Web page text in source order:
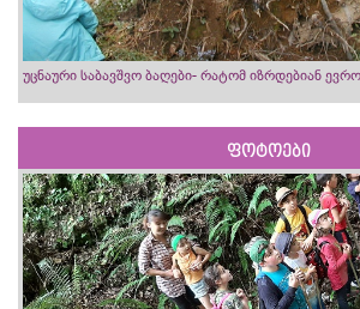
უცნაური საბავშვო ბაღები- რატომ იზრდებიან
ფოტოები